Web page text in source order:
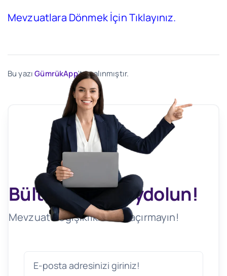
Mevzuatlara Dönmek İçin Tıklayınız.
Bu yazıGümrükApp'ten alınmıştır.
Bültenimize Kaydolun!
Mevzuat Değişikliklerini Kaçırmayın!